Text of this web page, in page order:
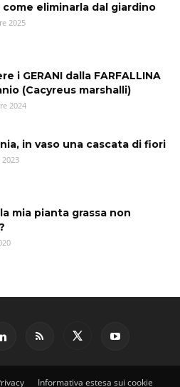
come eliminarla dal giardino
2025
i GERANI dalla FARFALLINA
(Cacyreus marshalli)
2024
in vaso una cascata di fiori
mia pianta grassa non
Informativa estesa sui cookie